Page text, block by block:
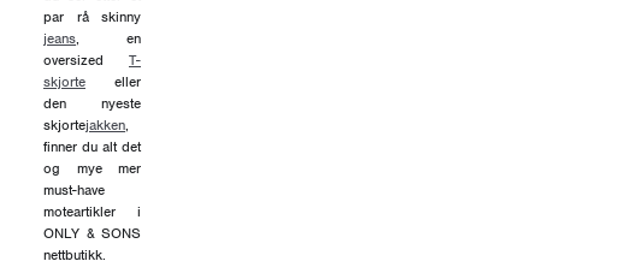
par rå skinny
jeans, en
oversized T-
skjorte eller
den nyeste
skjortejakken,
finner du alt det
og mye mer
must-have
moteartikler i
ONLY & SONS
nettbutikk.